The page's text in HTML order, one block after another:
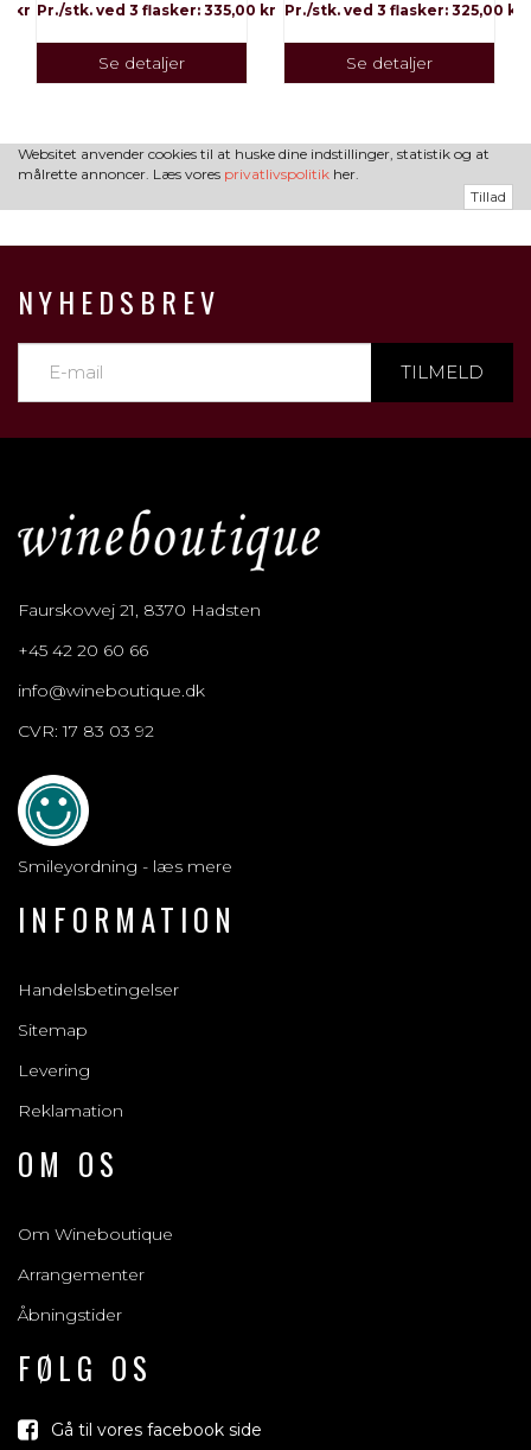
kr Pr./stk. ved 3 flasker: 335,00 kr
Se detaljer
Pr./stk. ved 3 flasker: 325,00 kr
Se detaljer
Websitet anvender cookies til at huske dine indstillinger, statistik og at
målrette annoncer. Læs vores privatlivspolitik her.
Tillad
NYHEDSBREV
TILMELD
Faurskovvej 21, 8370 Hadsten
+45 42 20 60 66
info@wineboutique.dk
CVR: 17 83 03 92
Smileyordning - læs mere
INFORMATION
Handelsbetingelser
Sitemap
Levering
Reklamation
OM OS
Om Wineboutique
Arrangementer
Åbningstider
FØLG OS
Gå til vores facebook side